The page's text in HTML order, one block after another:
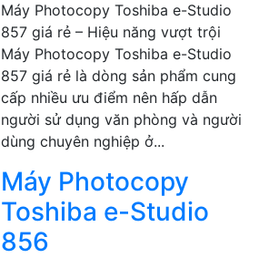
Máy Photocopy Toshiba e-Studio
857 giá rẻ – Hiệu năng vượt trội
Máy Photocopy Toshiba e-Studio
857 giá rẻ là dòng sản phẩm cung
cấp nhiều ưu điểm nên hấp dẫn
người sử dụng văn phòng và người
dùng chuyên nghiệp ở...
Máy Photocopy
Toshiba e-Studio
856